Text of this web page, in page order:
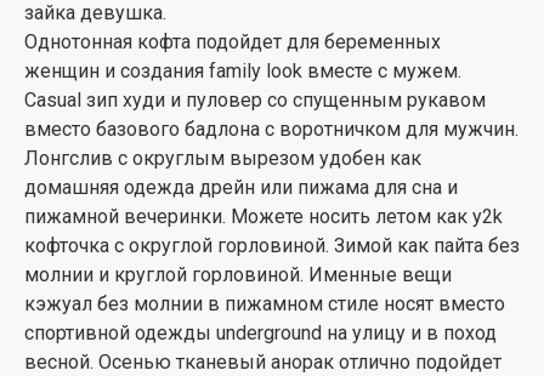
зайка девушка.
Однотонная кофта подойдет для беременных
женщин и создания family look вместе с мужем.
Casual зип худи и пуловер со спущенным рукавом
вместо базового бадлона с воротничком для мужчин.
Лонгслив с округлым вырезом удобен как
домашняя одежда дрейн или пижама для сна и
пижамной вечеринки. Можете носить летом как y2k
кофточка с округлой горловиной. Зимой как пайта без
молнии и круглой горловиной. Именные вещи
кэжуал без молнии в пижамном стиле носят вместо
спортивной одежды underground на улицу и в поход
весной. Осенью тканевый анорак отлично подойдет